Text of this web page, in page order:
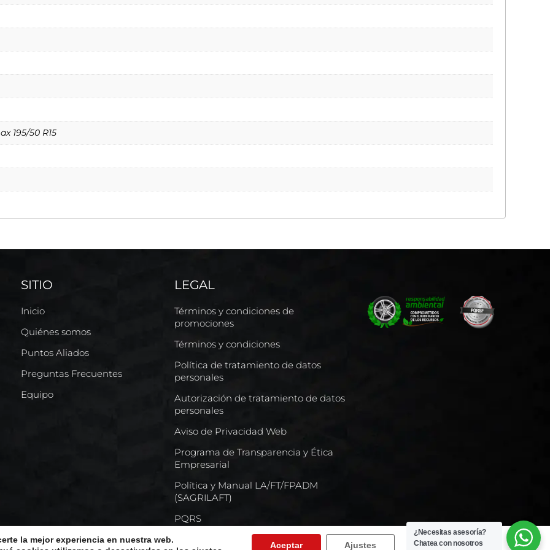
195/50 R15
SITIO
Inicio
Quiénes somos
Puntos Aliados
Preguntas Frecuentes
Equipo
LEGAL
Términos y condiciones de
promociones
Términos y condiciones
Política de tratamiento de datos
personales
Autorización de tratamiento de datos
personales
Aviso de Privacidad Web
Programa de Transparencia y Ética
Empresarial
Política y Manual LA/FT/FPADM
(SAGRILAFT)
PQRS
la mejor experiencia en nuestra web.
Aceptar Ajustes
¿Necesitas asesoría?
Chatea con nosotros